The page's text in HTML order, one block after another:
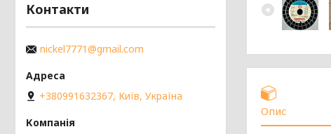
Опис
Контакти
nickel7771@gmail.com
+380991632367, Київ, Україна